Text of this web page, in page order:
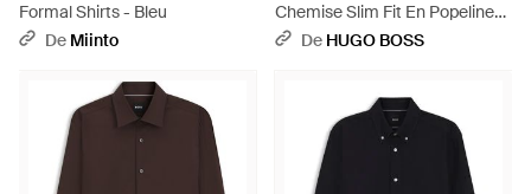
Formal Shirts - Bleu
De Miinto
Chemise Slim Fit En Popeline
De Coton Stretch Facile À
De HUGO BOSS